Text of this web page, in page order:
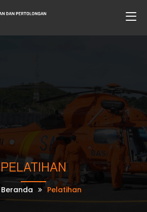
PELATIHAN
Beranda Pelatihan